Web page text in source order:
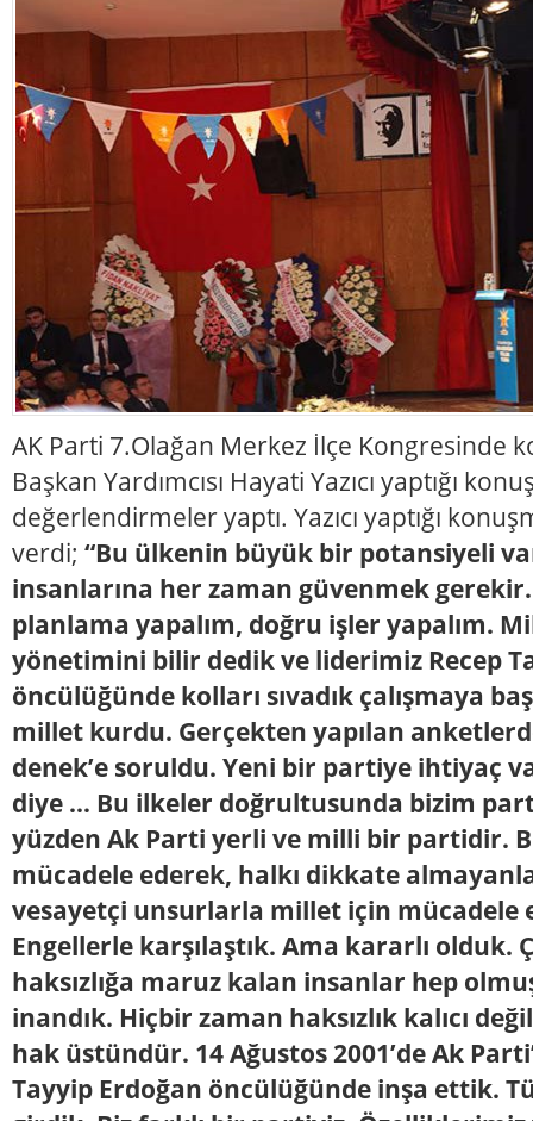
AK Parti 7.Olağan Merkez İlçe Kongresinde
Başkan Yardımcısı Hayati Yazıcı yaptığı
değerlendirmeler yaptı. Yazıcı yaptığı
verdi; “Bu ülkenin büyük bir potansiyeli
insanlarına her zaman güvenmek
planlama yapalım, doğru işler yapalım.
yönetimini bilir dedik ve liderimiz Recep
öncülüğünde kolları sıvadık çalışmaya
millet kurdu. Gerçekten yapılan
denek’e soruldu. Yeni bir partiye ihtiyaç
diye … Bu ilkeler doğrultusunda bizim
yüzden Ak Parti yerli ve milli bir partidir.
mücadele ederek, halkı dikkate
vesayetçi unsurlarla millet için mücadele
Engellerle karşılaştık. Ama kararlı
haksızlığa maruz kalan insanlar hep
inandık. Hiçbir zaman haksızlık kalıcı
hak üstündür. 14 Ağustos 2001’de Ak
Tayyip Erdoğan öncülüğünde inşa ettik.